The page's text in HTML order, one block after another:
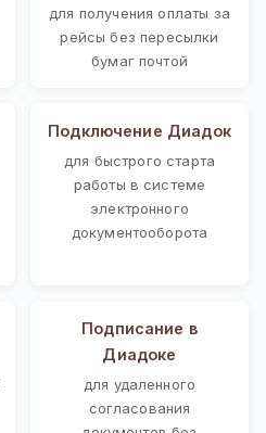
для получения оплаты за
рейсы без пересылки
бумаг почтой
Подключение Диадок
для быстрого старта
работы в системе
электронного
документооборота
Подписание в
Диадоке
для удаленного
согласования